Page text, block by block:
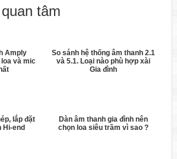
tâm
Amply
và mic
So sánh hệ thống âm thanh 2.1
và 5.1. Loại nào phù hợp xài
Gia đình
lắp đặt
Hi-end
Dàn âm thanh gia đình nên
chọn loa siêu trầm vì sao ?